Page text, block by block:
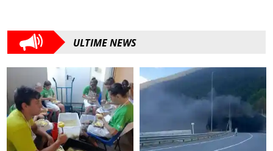
ULTIME NEWS